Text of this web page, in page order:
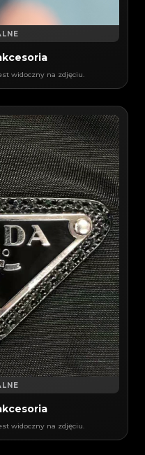
widoczny na zdjęciu.
widoczny na zdjęciu.